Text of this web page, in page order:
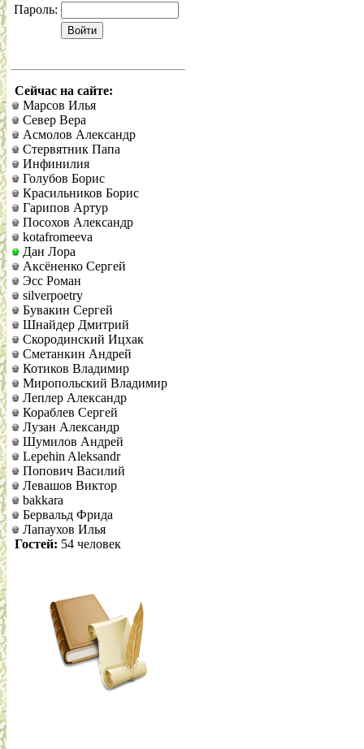
Пароль:
Сейчас на сайте:
Марсов Илья
Север Вера
Асмолов Александр
Стервятник Папа
Инфинилия
Голубов Борис
Красильников Борис
Гарипов Артур
Посохов Александр
kotafromeeva
Дан Лора
Аксёненко Сергей
Эсс Роман
silverpoetry
Бувакин Сергей
Шнайдер Дмитрий
Скородинский Ицхак
Сметанкин Андрей
Котиков Владимир
Миропольский Владимир
Леплер Александр
Кораблев Сергей
Лузан Александр
Шумилов Андрей
Lepehin Aleksandr
Попович Василий
Левашов Виктор
bakkara
Бервальд Фрида
Лапаухов Илья
Гостей: 54 человек